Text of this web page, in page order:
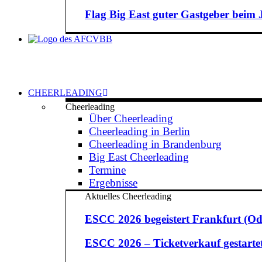
Flag Big East guter Gastgeber
CHEERLEADING
Cheerleading
Über Cheerleading
Cheerleading in Berlin
Cheerleading in Brandenburg
Big East Cheerleading
Termine
Ergebnisse
Aktuelles Cheerleading
ESCC 2026 begeistert Frankfurt
ESCC 2026 – Ticketverkauf